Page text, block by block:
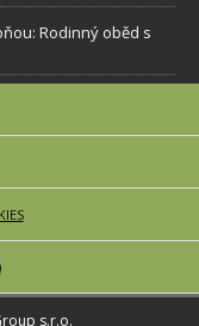
Rodinný oběd s
s.r.o.